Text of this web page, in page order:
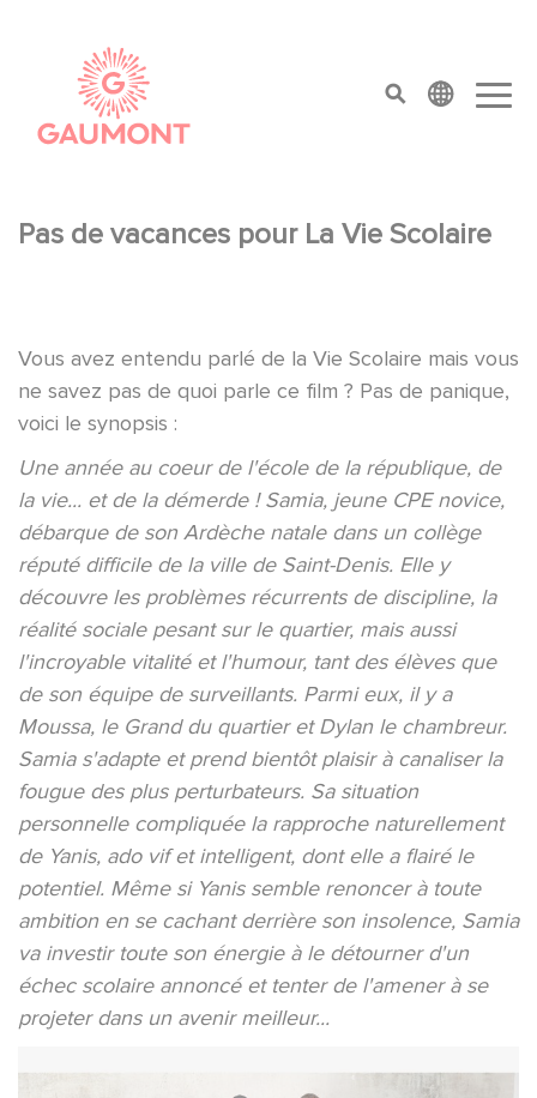
top menu
Pas de vacances pour La Vie Scolaire
Vous avez entendu parlé de la Vie Scolaire mais vous
ne savez pas de quoi parle ce film ? Pas de panique,
voici le synopsis :
Une année au coeur de l'école de la république, de
la vie... et de la démerde ! Samia, jeune CPE novice,
débarque de son Ardèche natale dans un collège
réputé difficile de la ville de Saint-Denis. Elle y
découvre les problèmes récurrents de discipline, la
réalité sociale pesant sur le quartier, mais aussi
l'incroyable vitalité et l'humour, tant des élèves que
de son équipe de surveillants. Parmi eux, il y a
Moussa, le Grand du quartier et Dylan le chambreur.
Samia s'adapte et prend bientôt plaisir à canaliser la
fougue des plus perturbateurs. Sa situation
personnelle compliquée la rapproche naturellement
de Yanis, ado vif et intelligent, dont elle a flairé le
potentiel. Même si Yanis semble renoncer à toute
ambition en se cachant derrière son insolence, Samia
va investir toute son énergie à le détourner d'un
échec scolaire annoncé et tenter de l'amener à se
projeter dans un avenir meilleur...